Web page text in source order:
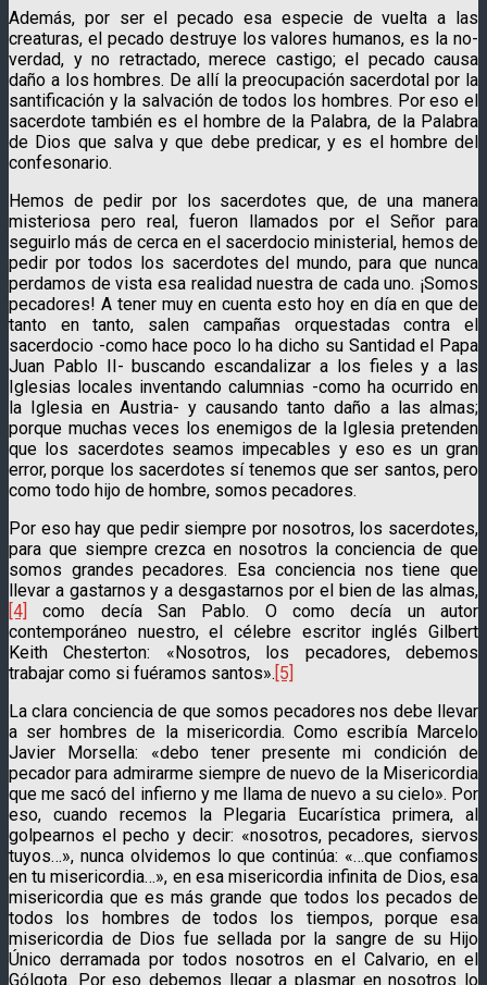
Además, por ser el pecado esa especie de vuelta a las
creaturas, el pecado destruye los valores humanos, es la no-
verdad, y no retractado, merece castigo; el pecado causa
daño a los hombres. De allí la preocupación sacerdotal por la
santificación y la salvación de todos los hombres. Por eso el
sacerdote también es el hombre de la Palabra, de la Palabra
de Dios que salva y que debe predicar, y es el hombre del
confesonario.
Hemos de pedir por los sacerdotes que, de una manera
misteriosa pero real, fueron llamados por el Señor para
seguirlo más de cerca en el sacerdocio ministerial, hemos de
pedir por todos los sacerdotes del mundo, para que nunca
perdamos de vista esa realidad nuestra de cada uno. ¡Somos
pecadores! A tener muy en cuenta esto hoy en día en que de
tanto en tanto, salen campañas orquestadas contra el
sacerdocio -como hace poco lo ha dicho su Santidad el Papa
Juan Pablo II- buscando escandalizar a los fieles y a las
Iglesias locales inventando calumnias -como ha ocurrido en
la Iglesia en Austria- y causando tanto daño a las almas;
porque muchas veces los enemigos de la Iglesia pretenden
que los sacerdotes seamos impecables y eso es un gran
error, porque los sacerdotes sí tenemos que ser santos, pero
como todo hijo de hombre, somos pecadores.
Por eso hay que pedir siempre por nosotros, los sacerdotes,
para que siempre crezca en nosotros la conciencia de que
somos grandes pecadores. Esa conciencia nos tiene que
llevar a gastarnos y a desgastarnos por el bien de las almas,
[4]
como decía San Pablo. O como decía un autor
contemporáneo nuestro, el célebre escritor inglés Gilbert
Keith Chesterton: «Nosotros, los pecadores, debemos
trabajar como si fuéramos santos».[5]
La clara conciencia de que somos pecadores nos debe llevar
a ser hombres de la misericordia. Como escribía Marcelo
Javier Morsella: «debo tener presente mi condición de
pecador para admirarme siempre de nuevo de la Misericordia
que me sacó del infierno y me llama de nuevo a su cielo». Por
eso, cuando recemos la Plegaria Eucarística primera, al
golpearnos el pecho y decir: «nosotros, pecadores, siervos
tuyos…», nunca olvidemos lo que continúa: «…que confiamos
en tu misericordia…», en esa misericordia infinita de Dios, esa
misericordia que es más grande que todos los pecados de
todos los hombres de todos los tiempos, porque esa
misericordia de Dios fue sellada por la sangre de su Hijo
Único derramada por todos nosotros en el Calvario, en el
Gólgota. Por eso debemos llegar a plasmar en nosotros lo